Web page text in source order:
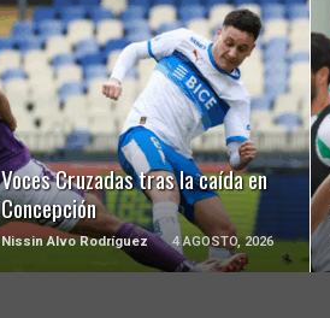
Voces Cruzadas tras la caída en
Concepción
Nissin Alvo Rodríguez 4 AGOSTO, 2026
LEER MÁS